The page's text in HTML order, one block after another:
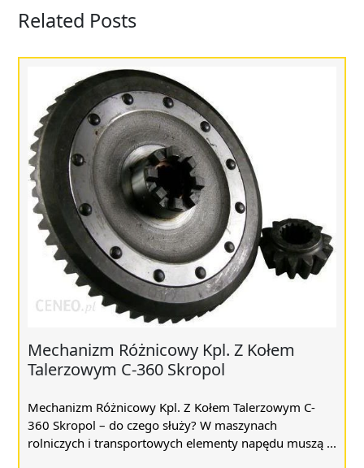
Related Posts
Mechanizm Różnicowy Kpl. Z Kołem
Talerzowym C-360 Skropol
Mechanizm Różnicowy Kpl. Z Kołem Talerzowym C-
360 Skropol – do czego służy? W maszynach
rolniczych i transportowych elementy napędu muszą ...